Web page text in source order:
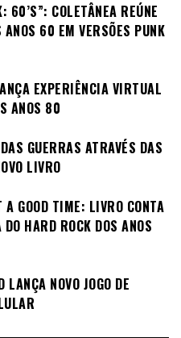
60’S”: COLETÂNEA REÚNE
60 EM VERSÕES PUNK
EXPERIÊNCIA VIRTUAL
ANOS 80
GUERRAS ATRAVÉS DAS
LIVRO
A GOOD TIME: LIVRO CONTA
HARD ROCK DOS ANOS
LANÇA NOVO JOGO DE